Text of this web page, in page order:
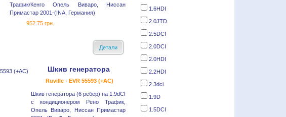
Трафик/Кенго Опель Виваро, Ниссан
Примастар 2001-(INA, Германия)
952.75 грн.
Детали
Шкив генератора
Ruville - EVR 55593 (+AC)
Шкив генератора (6 ребер) на 1.9dCI
с кондиционером Рено Трафик,
Опель Виваро, Ниссан Примастар
1.6HDI
2.0JTD
2.5DCI
2.0DCI
2.0HDI
2.2HDI
2.3dci
1.9D
1.5DCI